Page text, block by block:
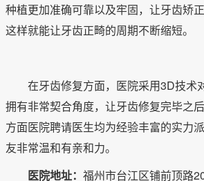
种植更加准确可靠以及牢固，让牙齿矫
这样就能让牙齿正畸的周期不断缩短。
在牙齿修复方面，医院采用3D技术
拥有非常契合角度，让牙齿修复完毕之
方面医院聘请医生均为经验丰富的实力
友非常温和有亲和力。
医院地址： 福州市台江区铺前顶路